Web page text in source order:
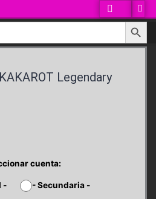
Search Button
Legendary
cuenta:
- -Secundaria-